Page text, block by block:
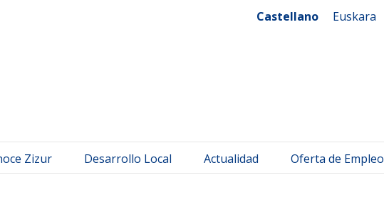
Castellano Euskara
Zizur Desarrollo Local Actualidad Oferta de Empleo